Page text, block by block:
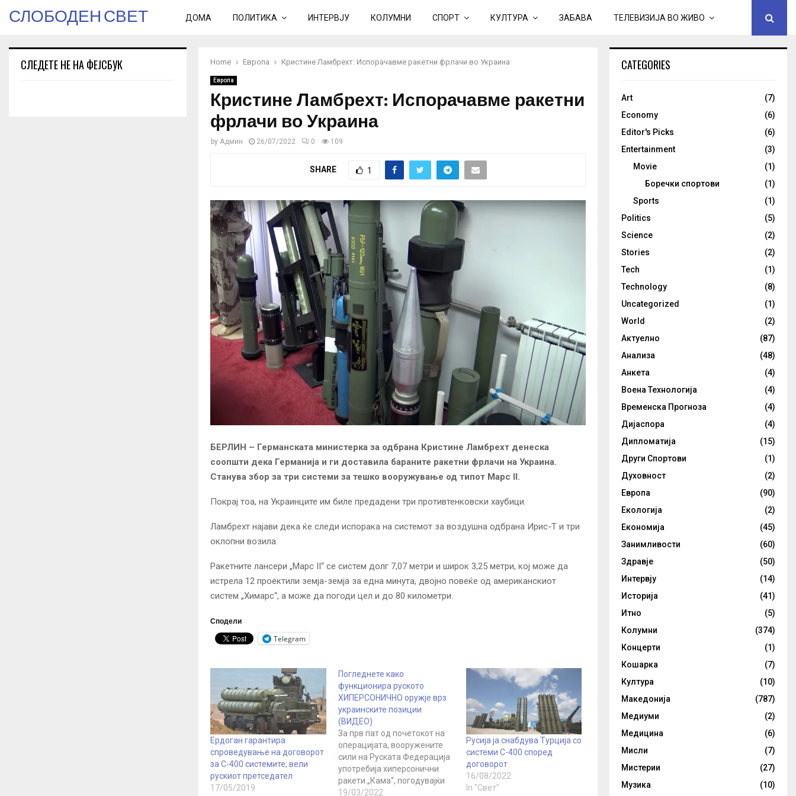
СЛОБОДЕН СВЕТ ДОМА ПОЛИТИКА ИНТЕРВЈУ КОЛУМНИ СПОРТ КУЛТУРА ЗАБАВА ТЕЛЕВИЗИЈА ВО ЖИВО
Home Европа Кристине Ламбрехт: Испорачавме ракетни фрлачи во Украина
Европа
Кристине Ламбрехт: Испорачавме ракетни
фрлачи во Украина
by Админ 26/07/2022 0 109
SHARE 1
БЕРЛИН – Германската министерка за одбрана Кристине Ламбрехт денеска
соопшти дека Германија и ги доставила бараните ракетни фрлачи на Украина.
Станува збор за три системи за тешко вооружување од типот Марс II.
Покрај тоа, на Украинците им биле предадени три противтенковски хаубици.
Ламбрехт најави дека ќе следи испорака на системот за воздушна одбрана Ирис-Т и три
оклопни возила.
Ракетните лансери „Марс II“ се систем долг 7,07 метри и широк 3,25 метри, кој може да
истрела 12 проектили земја-земја за една минута, двојно повеќе од американскиот
систем „Химарс“, а може да погоди цел и до 80 километри.
Сподели
Telegram
Ердоган гарантира
спроведување на договорoт
за С-400 системите, вели
рускиот претседател
17/05/2019
Погледнете како
функционира руското
ХИПЕРСОНИЧНО оружје врз
украинските позиции
(ВИДЕО)
За прв пат од почетокот на
операцијата, вооружените
сили на Руската Федерација
употребија хиперсонични
ракети „Кама“, погодувајќи
го украинскиот воен
19/03/2022
Русија ја снабдува Турција со
системи С-400 според
договорот
16/08/2022
In "Свет"
СЛЕДЕТЕ НЕ НА ФЕЈСБУК CATEGORIES
Art
(7)
Economy
(6)
Editor's Picks
(6)
Entertainment
(3)
Movie
(1)
Боречки спортови
(1)
Sports
(1)
Politics
(5)
Science
(2)
Stories
(2)
Tech
(1)
Technology
(8)
Uncategorized
(1)
World
(2)
Актуелно
(87)
Анализа
(48)
Анкета
(4)
Воена Технологија
(4)
Временска Прогноза
(4)
Дијаспора
(4)
Дипломатија
(15)
Други Спортови
(1)
Духовност
(2)
Европа
(90)
Екологија
(2)
Економија
(45)
Занимливости
(60)
Здравје
(50)
Интервју
(14)
Историја
(41)
Итно
(5)
Колумни
(374)
Концерти
(1)
Кошарка
(7)
Култура
(10)
Македонија
(787)
Медиуми
(2)
Медицина
(6)
Мисли
(7)
Мистерии
(27)
Музика
(10)